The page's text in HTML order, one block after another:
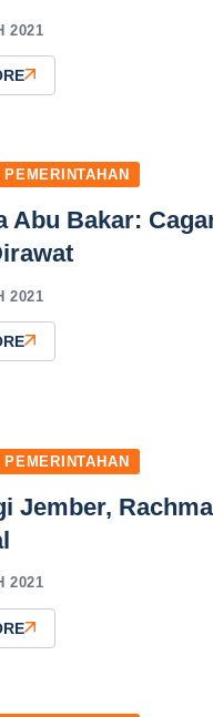
2021
Abu Bakar:
2021
Jember,
2021